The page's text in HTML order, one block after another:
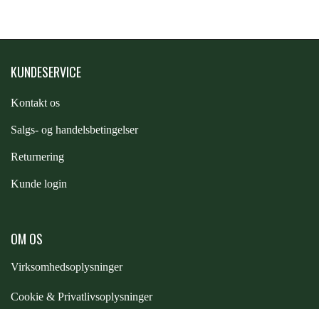
PREMIER EQUINE GROOMING & STALD
PREMIER EQUINE RYTTER
LIKIT
RACING TACK
KUNDESERVICE
Kontakt os
Salgs- og handelsbetingelser
Returnering
Kunde login
OM OS
Virksomhedsoplysninger
Cookie & Privatlivsoplysninger